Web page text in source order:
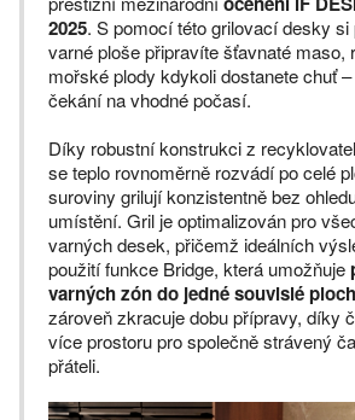
2025. S pomocí této grilovací desky
varné ploše připravíte šťavnaté maso,
mořské plody kdykoli dostanete chuť
čekání na vhodné počasí.
Díky robustní konstrukci z
se teplo rovnoměrně rozvádí po celé
suroviny grilují konzistentně bez
umístění. Gril je optimalizován pro
varných desek, přičemž ideálních
použití funkce Bridge, která umožňuje
varných zón do jedné souvislé
zároveň zkracuje dobu přípravy, díky
více prostoru pro společně strávený
přáteli.